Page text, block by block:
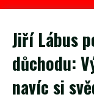
Jiří Lábus
důchodu:
navíc si